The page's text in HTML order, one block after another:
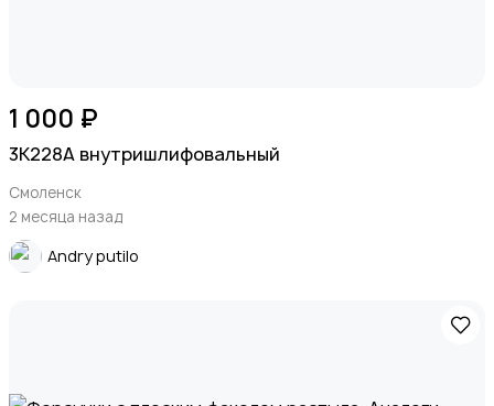
1 000 ₽
3К228А внутришлифовальный
Смоленск
2 месяца назад
Andry putilo